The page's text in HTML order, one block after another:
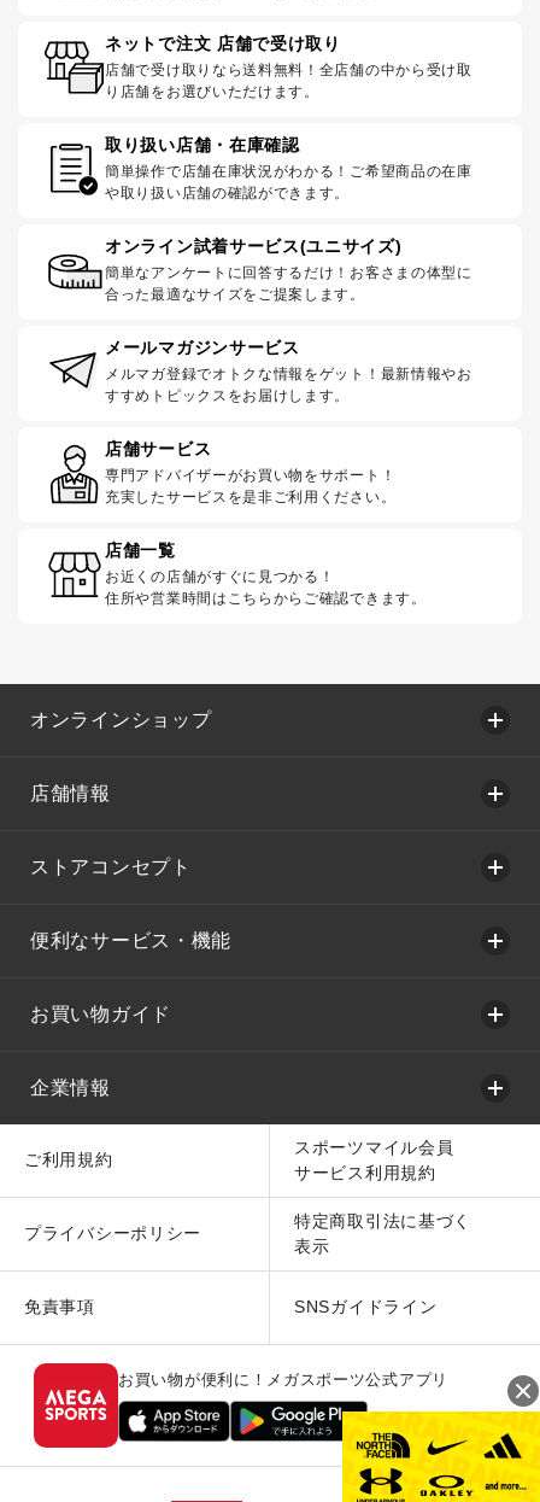
ネットで注文 店舗で受け取り
店舗で受け取りなら送料無料！全店舗の中から受け取
り店舗をお選びいただけます。
取り扱い店舗・在庫確認
簡単操作で店舗在庫状況がわかる！ご希望商品の在庫
や取り扱い店舗の確認ができます。
オンライン試着サービス(ユニサイズ)
簡単なアンケートに回答するだけ！お客さまの体型に
合った最適なサイズをご提案します。
メールマガジンサービス
メルマガ登録でオトクな情報をゲット！最新情報やお
すすめトピックスをお届けします。
店舗サービス
専門アドバイザーがお買い物をサポート！
充実したサービスを是非ご利用ください。
店舗一覧
お近くの店舗がすぐに見つかる！
住所や営業時間はこちらからご確認できます。
オンラインショップ
店舗情報
ストアコンセプト
便利なサービス・機能
お買い物ガイド
企業情報
ご利用規約
スポーツマイル会員
サービス利用規約
プライバシーポリシー
特定商取引法に基づく
表示
免責事項 SNSガイドライン
お買い物が便利に！メガスポーツ公式アプリ